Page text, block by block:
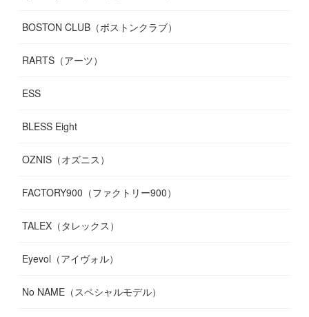
BOSTON CLUB（ボストンクラブ）
RARTS（アーツ）
ESS
BLESS Eight
OZNIS（オズニス）
FACTORY900（ファクトリー900）
TALEX（タレックス）
Eyevol（アイヴォル）
No NAME（スペシャルモデル）